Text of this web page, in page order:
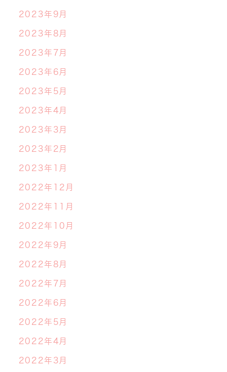
2023年9月
2023年8月
2023年7月
2023年6月
2023年5月
2023年4月
2023年3月
2023年2月
2023年1月
2022年12月
2022年11月
2022年10月
2022年9月
2022年8月
2022年7月
2022年6月
2022年5月
2022年4月
2022年3月